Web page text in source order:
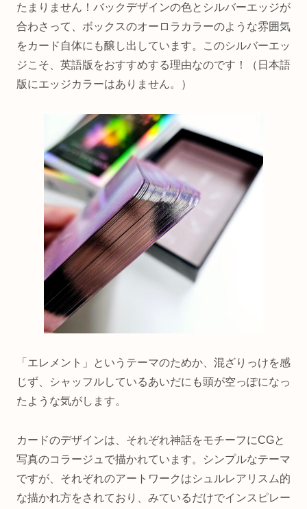
たまりません！バックデザインの色とシルバーエッジが
合わさって、ボックスのオーロラカラーのような雰囲気
をカード自体にも醸し出しています。このシルバーエッ
ジこそ、英語版をおすすめする理由なのです！（日本語
版にエッジカラーはありません。）
「エレメント」というテーマのためか、混ざりっけを感
じず、シャッフルしているあいだにも頭が空っぽになっ
たような気がします。
カードのデザインは、それぞれ神話をモチーフにCGと
写真のコラージュで描かれています。シンプルなテーマ
ですが、それぞれのアートワークはシュルレアリスム的
な描かれ方をされており、みているだけでインスピレー